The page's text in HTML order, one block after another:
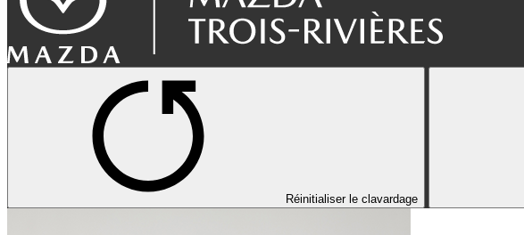
Réinitialiser le clavardage